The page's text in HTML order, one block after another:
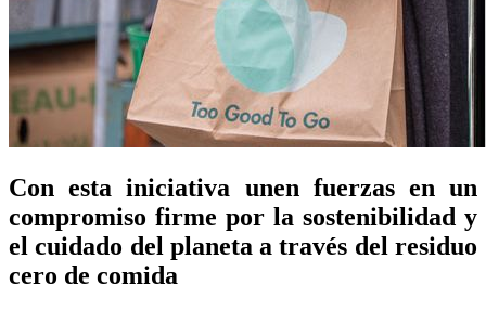
Con esta iniciativa unen fuerzas en un
compromiso firme por la sostenibilidad y
el cuidado del planeta a través del residuo
cero de comida